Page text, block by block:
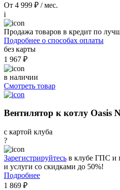
От 4 999 ₽ / мес.
i
Продажа товаров в кредит по
Подробнее о способах оплаты
без карты
1 967 ₽
в наличии
Смотреть товар
Вентилятор к котлу Oasis
с картой клуба
?
Зарегистрируйтесь в клубе ГПС и
и услуги со скидками до 50%!
Подробнее
1 869 ₽